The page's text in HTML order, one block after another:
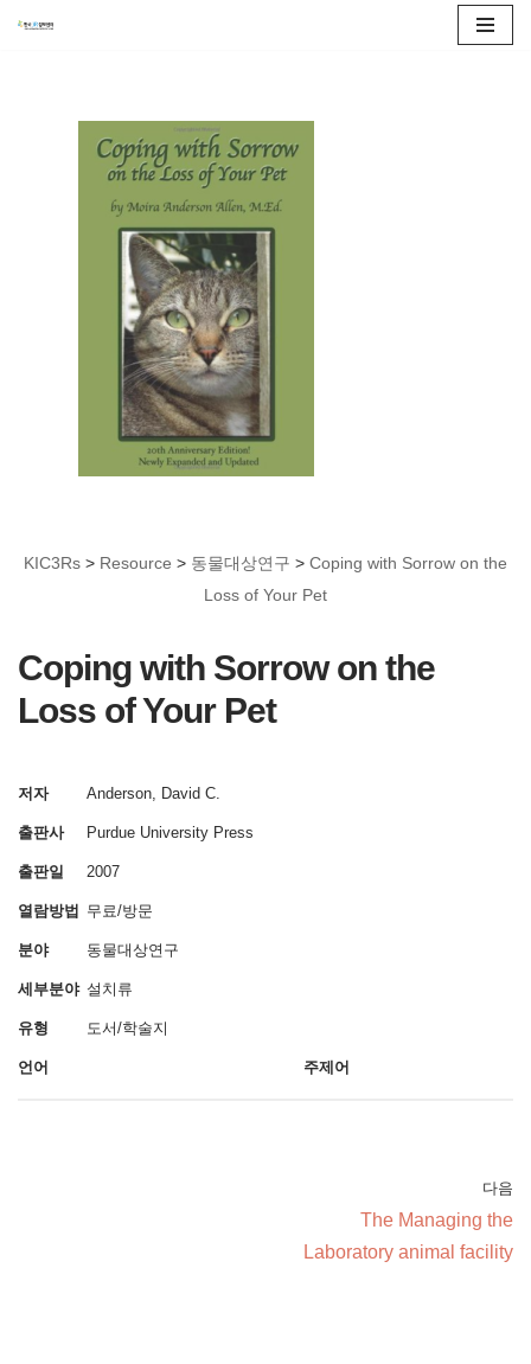
KIC3Rs > Resource > 동물대상연구 > Coping with Sorrow on the
Loss of Your Pet
Coping with Sorrow on the
Loss of Your Pet
저자 Anderson, David C.
출판사 Purdue University Press
출판일 2007
열람방법 무료/방문
분야 동물대상연구
세부분야 설치류
유형 도서/학술지
언어 주제어
다음
The Managing the
Laboratory animal facility